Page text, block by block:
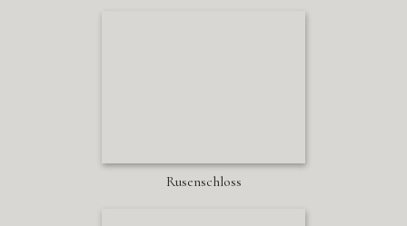
Rusenschloss